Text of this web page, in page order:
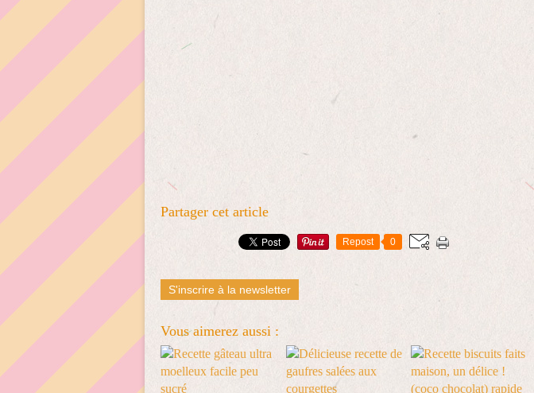
Partager cet article
Repost 0
S'inscrire à la newsletter
Vous aimerez aussi :